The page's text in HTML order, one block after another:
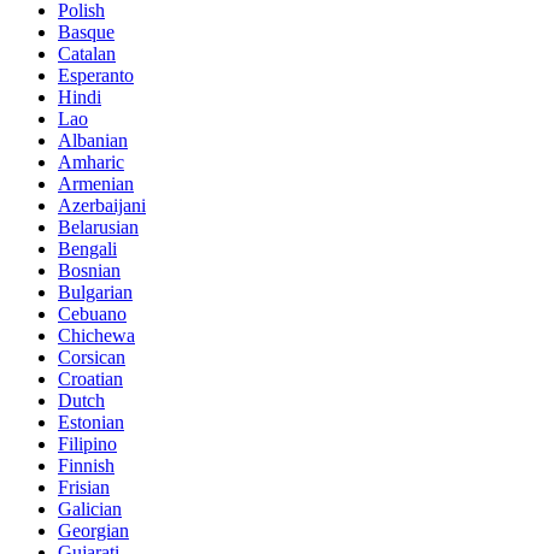
Polish
Basque
Catalan
Esperanto
Hindi
Lao
Albanian
Amharic
Armenian
Azerbaijani
Belarusian
Bengali
Bosnian
Bulgarian
Cebuano
Chichewa
Corsican
Croatian
Dutch
Estonian
Filipino
Finnish
Frisian
Galician
Georgian